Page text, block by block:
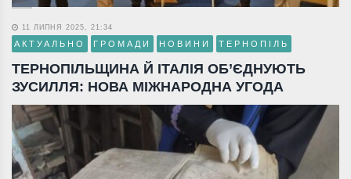
11 ЛИПНЯ 2025, 21:34
АКТУАЛЬНО ГРОМАДИ НОВИНИ ТЕРНОПІЛЬ
ТЕРНОПІЛЬЩИНА Й ІТАЛІЯ ОБ’ЄДНУЮТЬ
ЗУСИЛЛЯ: НОВА МІЖНАРОДНА УГОДА